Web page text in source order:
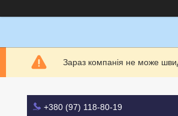
Зараз компанія не може
+380 (97) 118-80-19